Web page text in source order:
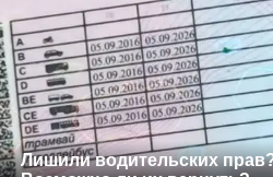
Лишили водительских